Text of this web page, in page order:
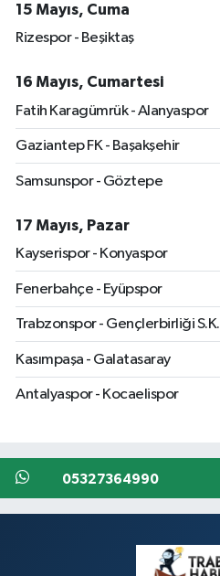
15 Mayıs, Cuma
Rizespor - Beşiktaş
16 Mayıs, Cumartesi
Fatih Karagümrük - Alanyaspor
Gaziantep FK - Başakşehir
Samsunspor - Göztepe
17 Mayıs, Pazar
Kayserispor - Konyaspor
Fenerbahçe - Eyüpspor
Trabzonspor - Gençlerbirliği S.K.
Kasımpaşa - Galatasaray
Antalyaspor - Kocaelispor
05327364990